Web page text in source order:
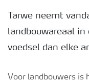
Meststoffen
Tarwe neemt
landbouwareaal in
voedsel dan elke
Voor landbouwers is